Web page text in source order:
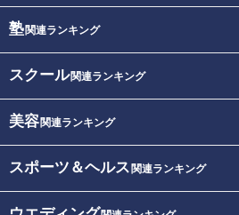
塾関連ランキング
スクール関連ランキング
美容関連ランキング
スポーツ＆ヘルス 関連ランキング